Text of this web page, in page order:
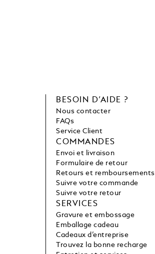
BESOIN D’AIDE ?
Nous contacter
FAQs
Service Client
COMMANDES
Envoi et livraison
Formulaire de retour
Retours et remboursements
Suivre votre commande
Suivre votre retour
SERVICES
Gravure et embossage
Emballage cadeau
Cadeaux d’entreprise
Trouvez la bonne recharge